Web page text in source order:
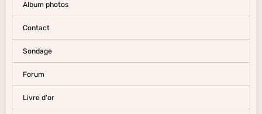
Album photos
Contact
Sondage
Forum
Livre d'or